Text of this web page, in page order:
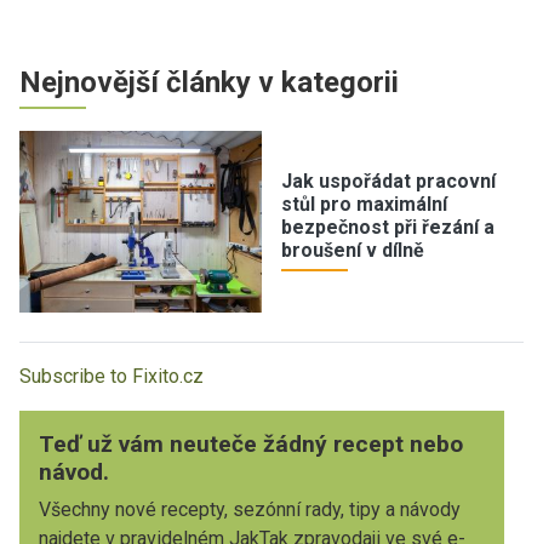
Nejnovější články v kategorii
Jak uspořádat pracovní
stůl pro maximální
bezpečnost při řezání a
broušení v dílně
Subscribe to Fixito.cz
Teď už vám neuteče žádný recept nebo
návod.
Všechny nové recepty, sezónní rady, tipy a návody
najdete v pravidelném JakTak zpravodaji ve své e-